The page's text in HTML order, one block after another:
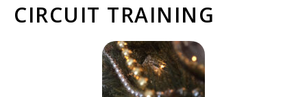
CIRCUIT TRAINING